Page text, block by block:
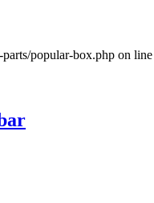
popular-box.php on